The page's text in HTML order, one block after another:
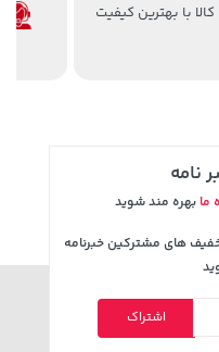
تومان
با بهترین کیفیت
نامه
ما بهره مند شوید
های مشترکین خبرنامه
اشتراک